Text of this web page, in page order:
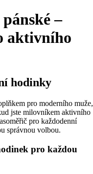
–
aktivního
hodinky
pro moderního muže,
jste milovníkem aktivního
pro každodenní
správnou volbou.
pro každou